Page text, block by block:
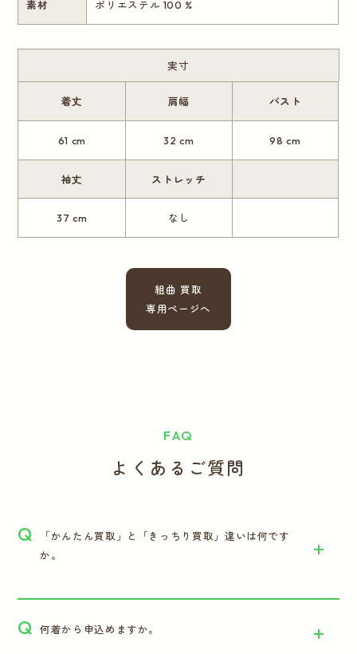
素材 ポリエステル 100 %
実寸
着丈
61 cm
肩幅
32 cm
バスト
98 cm
袖丈
37 cm
ストレッチ
なし
組曲 買取
専用ページへ
FAQ
よくあるご質問
Q
「かんたん買取」と「きっちり買取」違いは何です
か。
Q 何着から申込めますか。